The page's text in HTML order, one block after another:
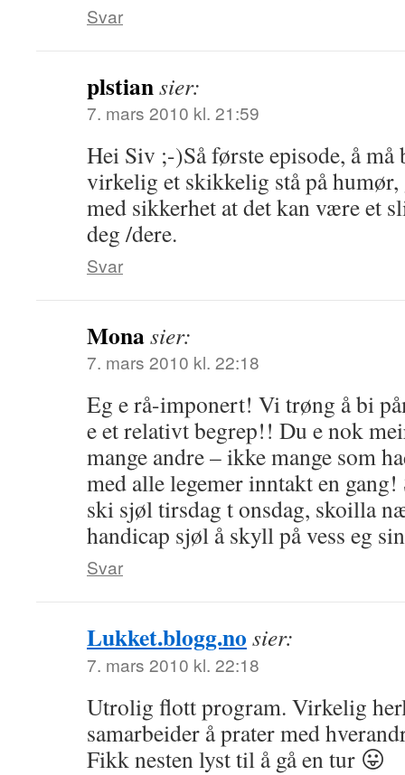
Svar
plstiansier:
7. mars 2010 kl. 21:59
Hei Siv ;-)Så første episode, å må
virkelig et skikkelig stå på
med sikkerhet at det kan være et
deg /dere.
Svar
Monasier:
7. mars 2010 kl. 22:18
Eg e rå-imponert! Vi trøng å bi
e et relativt begrep!! Du e nok
mange andre – ikke mange som
med alle legemer inntakt en
ski sjøl tirsdag t onsdag, skoilla
handicap sjøl å skyll på vess eg
Svar
Lukket.blogg.no sier:
7. mars 2010 kl. 22:18
Utrolig flott program. Virkelig
samarbeider å prater med
Fikk nesten lyst til å gå en tur 😛